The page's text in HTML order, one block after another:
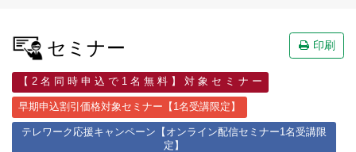
セミナー 印刷
【 2 名 同 時 申 込 で 1 名 無 料 】 対 象 セ ミ ナ ー
早期申込割引価格対象セミナー【1名受講限定】
テレワーク応援キャンペーン【オンライン配信セミナー1名受講限
定】